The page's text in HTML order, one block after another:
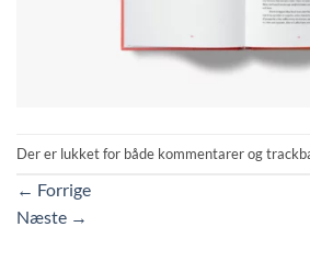
Der er lukket for både kommentarer og
← Forrige
Næste →